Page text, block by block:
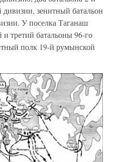
зенитный батальон
У поселка Таганаш
третий батальоны 96-го
полк 19-й румынской